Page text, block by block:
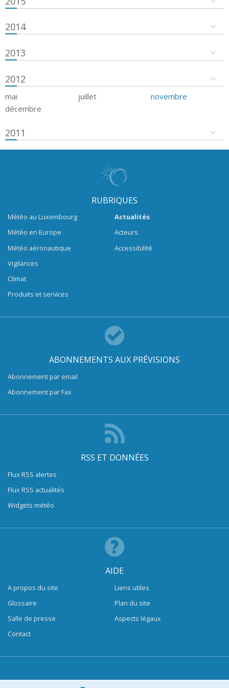
2014
2013
2012
mai juillet
novembre
décembre
2011
RUBRIQUES
Météo au Luxembourg
Météo en Europe
Météo aéronautique
Vigilances
Climat
Produits et services
Actualités
Acteurs
Accessibilité
ABONNEMENTS AUX PRÉVISIONS
Abonnement par email
Abonnement par Fax
RSS ET DONNÉES
Flux RSS alertes
Flux RSS actualités
Widgets météo
AIDE
A propos du site
Glossaire
Salle de presse
Contact
Liens utiles
Plan du site
Aspects légaux